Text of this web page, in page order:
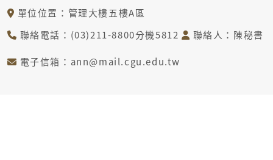
單位位置：管理大樓五樓A區
聯絡電話：(03)211-8800分機5812
聯絡人：陳秘書
電子信箱：ann@mail.cgu.edu.tw